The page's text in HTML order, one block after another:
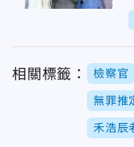
相關標籤： 檢察官
無罪推
禾浩辰